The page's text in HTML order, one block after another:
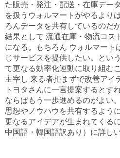
た販売・発注・配送・在庫デー
を扱うウォルマートがやるより
ろんデータを共有しているのだ
結果として 流通在庫・物流コス
になる。もちろん ウォルマー
じサービスを提供したい。と
て更なる効率化運動に取り組む
主宰し 来る者拒まずで改善アイ
トヨタさんに一言提案するとす
ならばもう一歩進めるのがよい
思想やノウハウを共有するよう
更なるアイデアが生まれてくる
中国語・韓国語訳あり）に詳し